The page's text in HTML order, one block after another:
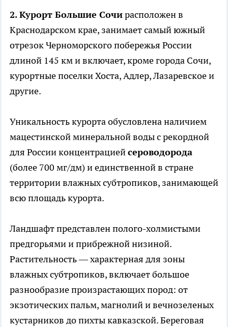
2. Курорт Большие Сочирасположен в
Краснодарском крае, занимает самый южный
отрезок Черноморского побережья России
длиной 145 км и включает, кроме города Сочи,
курортные поселки Хоста, Адлер, Лазаревское и
другие.
Уникальность курорта обусловлена наличием
мацестинской минеральной воды с рекордной
для России концентрациейсероводорода
(более 700 мг/дм) и единственной в стране
территории влажных субтропиков, занимающей
всю площадь курорта.
Ландшафт представлен полого-холмистыми
предгорьями и прибрежной низиной.
Растительность — характерная для зоны
влажных субтропиков, включает большое
разнообразие произрастающих пород: от
экзотических пальм, магнолий и вечнозеленых
кустарников до пихты кавказской. Береговая